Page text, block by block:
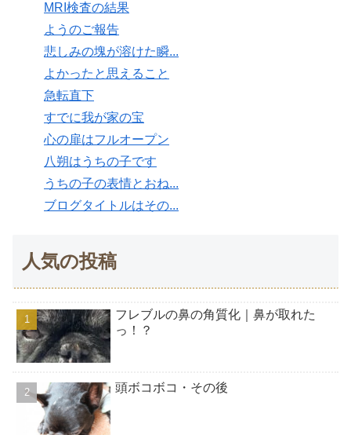
MRI検査の結果
ようのご報告
悲しみの塊が溶けた瞬...
よかったと思えること
急転直下
すでに我が家の宝
心の扉はフルオープン
八朔はうちの子です
うちの子の表情とおね...
ブログタイトルはその...
人気の投稿
フレブルの鼻の角質化｜鼻が取れた
っ！？
頭ボコボコ・その後